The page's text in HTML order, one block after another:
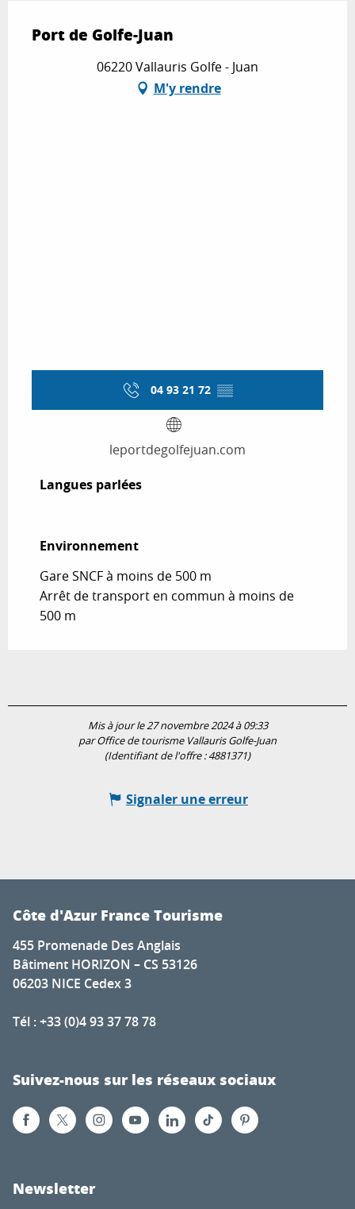
Port de Golfe-Juan
06220 Vallauris Golfe - Juan
M'y rendre
04 93 21 72 ▒▒
leportdegolfejuan.com
Langues parlées
Langues parlées
Environnement
Environnement
Gare SNCF à moins de 500 m
Arrêt de transport en commun à moins de
500 m
Mis à jour le 27 novembre 2024 à 09:33
par Office de tourisme Vallauris Golfe-Juan
(Identifiant de l'offre :4881371)
Signaler une erreur
Côte d'Azur France Tourisme
455 Promenade Des Anglais
Bâtiment HORIZON – CS 53126
06203 NICE Cedex 3
Tél : +33 (0)4 93 37 78 78
Suivez-nous sur les réseaux sociaux
Newsletter